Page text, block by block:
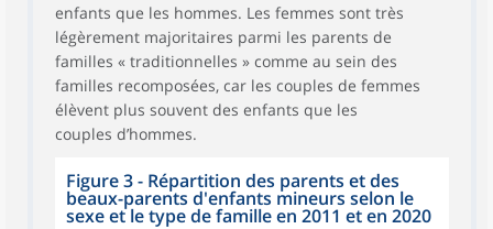
enfants que les hommes. Les femmes sont très
légèrement majoritaires parmi les parents de
familles « traditionnelles » comme au sein des
familles recomposées, car les couples de femmes
élèvent plus souvent des enfants que les
couples d’hommes.
Figure 3 - Répartition des parents et des
beaux-parents d'enfants mineurs selon le
sexe et le type de famille en 2011 et en 2020